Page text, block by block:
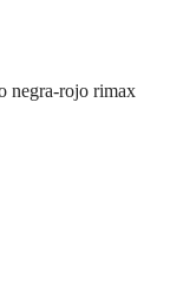
negra-rojo rimax